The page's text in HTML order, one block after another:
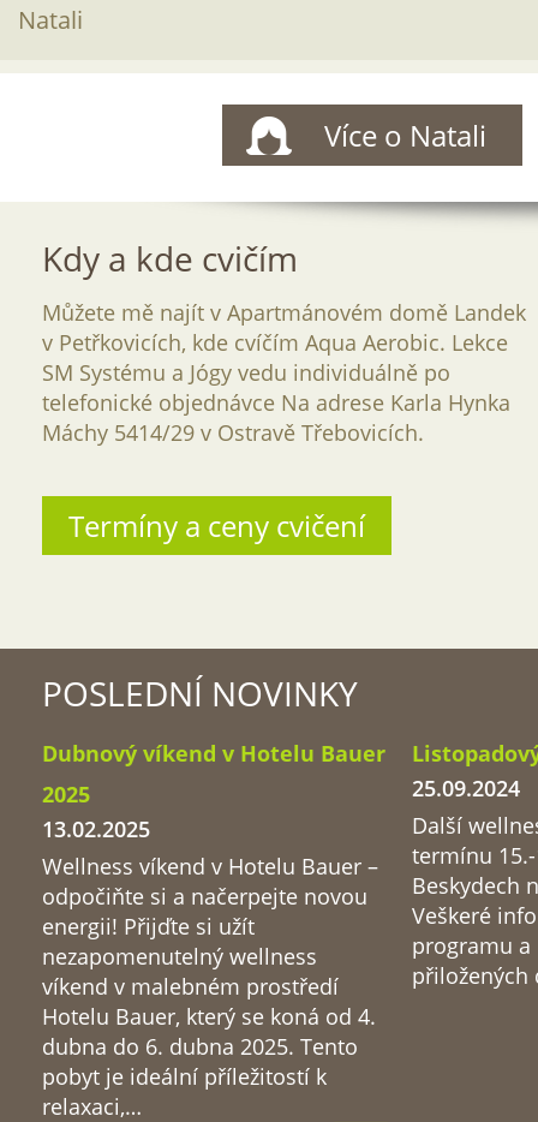
Natali
Více o Natali
Kdy a kde cvičím
Můžete mě najít v Apartmánovém domě Landek
v Petřkovicích, kde cvíčím Aqua Aerobic. Lekce
SM Systému a Jógy vedu individuálně po
telefonické objednávce Na adrese Karla Hynka
Máchy 5414/29 v Ostravě Třebovicích.
Termíny a ceny cvičení
POSLEDNÍ NOVINKY
Dubnový víkend v Hotelu Bauer
2025
13.02.2025
Wellness víkend v Hotelu Bauer –
odpočiňte si a načerpejte novou
energii! Přijďte si užít
nezapomenutelný wellness
víkend v malebném prostředí
Hotelu Bauer, který se koná od 4.
dubna do 6. dubna 2025. Tento
pobyt je ideální příležitostí k
relaxaci,…
25.09.2024
Další
termínu
Beskydech
Veškeré
programu a
přiložených